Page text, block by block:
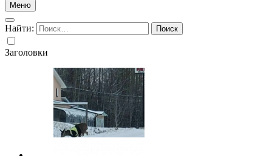
Меню
Найти:
Заголовки